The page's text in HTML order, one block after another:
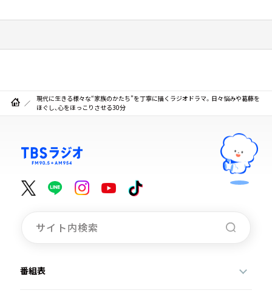
現代に生きる様々な“家族のかたち”を丁寧に描くラジオドラマ。日々悩みや葛藤を
ほぐし、心をほっこりさせる30分
番組表